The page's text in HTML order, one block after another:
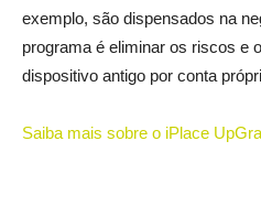
exemplo, são dispensados na
programa é eliminar os riscos e
dispositivo antigo por conta
Saiba mais sobre o iPlace